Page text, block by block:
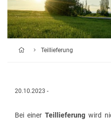
Teillieferung
20.10.2023 -
Bei einer Teillieferungwird